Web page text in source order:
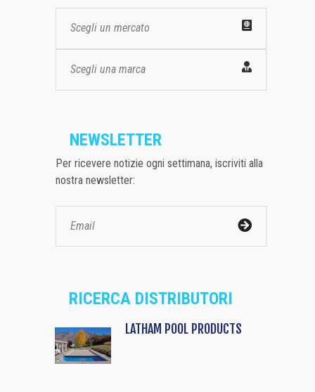
Scegli un mercato
Scegli una marca
NEWSLETTER
Per ricevere notizie ogni settimana, iscriviti alla
nostra newsletter:
RICERCA DISTRIBUTORI
LATHAM POOL PRODUCTS